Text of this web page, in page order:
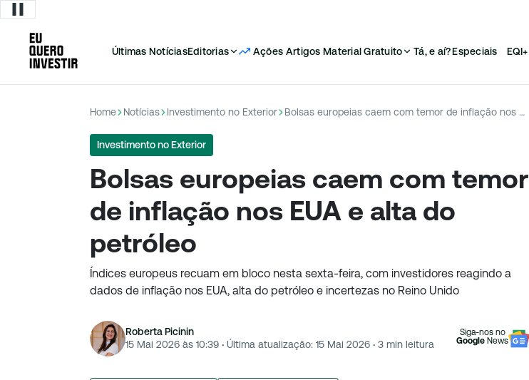
Últimas NotíciasEditorias Ações Artigos Material Gratuito Tá, e aí?Especiais EQI+
Home Notícias Investimento no Exterior Bolsas europeias caem com temor de inflação nos EUA e alta do petróleo
Investimento no Exterior
Bolsas europeias caem com temor
de inflação nos EUA e alta do
petróleo
Índices europeus recuam em bloco nesta sexta-feira, com investidores reagindo a
dados de inflação nos EUA, alta do petróleo e incertezas no Reino Unido
Roberta Picinin
15 Mai 2026 às 10:39 · Última atualização: 15 Mai 2026 · 3 min leitura
Siga-nos no
Google News